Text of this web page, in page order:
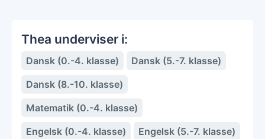
Thea underviser i:
Dansk (0.-4. klasse)
Dansk (5.-7. klasse)
Dansk (8.-10. klasse)
Matematik (0.-4. klasse)
Engelsk (0.-4. klasse)
Engelsk (5.-7. klasse)